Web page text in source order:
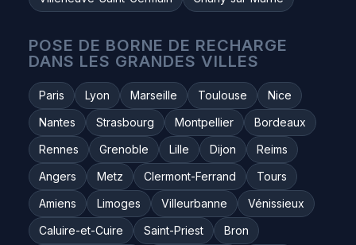
POSE DE BORNE DE RECHARGE
DANS LES GRANDES VILLES
Paris Lyon Marseille Toulouse
Nice
Nantes
Strasbourg Montpellier
Bordeaux
Rennes
Grenoble Lille Dijon
Reims
Angers
Metz Clermont-Ferrand
Tours
Amiens
Limoges Villeurbanne
Vénissieux
Caluire-et-Cuire
Saint-Priest
Bron